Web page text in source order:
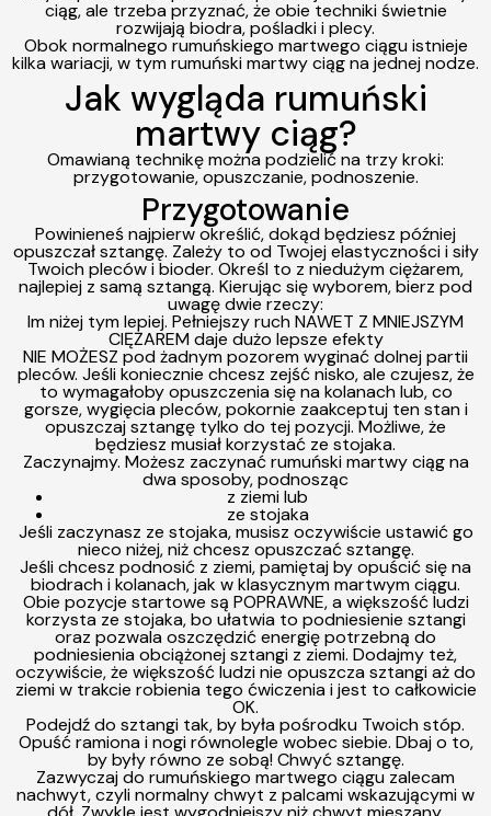
ciąg, ale trzeba przyznać, że obie techniki świetnie
rozwijają biodra, pośladki i plecy.
Obok normalnego rumuńskiego martwego ciągu istnieje
kilka wariacji, w tym rumuński martwy ciąg na jednej nodze.
Jak wygląda rumuński
martwy ciąg?
Omawianą technikę można podzielić na trzy kroki:
przygotowanie, opuszczanie, podnoszenie.
Przygotowanie
Powinieneś najpierw określić, dokąd będziesz później
opuszczał sztangę. Zależy to od Twojej elastyczności i siły
Twoich pleców i bioder. Określ to z niedużym ciężarem,
najlepiej z samą sztangą. Kierując się wyborem, bierz pod
uwagę dwie rzeczy:
Im niżej tym lepiej. Pełniejszyruch NAWET Z MNIEJSZYM
CIĘŻAREM daje dużo lepsze efekty
NIE MOŻESZ pod żadnym pozorem wyginać dolnej partii
pleców. Jeśli koniecznie chcesz zejść nisko, ale czujesz, że
to wymagałoby opuszczenia się na kolanach lub, co
gorsze, wygięcia pleców, pokornie zaakceptuj ten stan i
opuszczaj sztangę tylko do tej pozycji. Możliwe, że
będziesz musiałkorzystać ze stojaka.
Zaczynajmy. Możesz zaczynać rumuński martwy ciąg na
dwa sposoby, podnosząc
z ziemi lub
ze stojaka
Jeśli zaczynasz ze stojaka, musisz oczywiście ustawić go
nieco niżej, niż chcesz opuszczać sztangę.
Jeśli chcesz podnosić z ziemi, pamiętaj by opuścić się na
biodrach i kolanach, jak w klasycznym martwym ciągu.
Obie pozycje startowe są POPRAWNE, a większość ludzi
korzysta ze stojaka, bo ułatwia to podniesienie sztangi
oraz pozwala oszczędzić energię potrzebną do
podniesienia obciążonej sztangi z ziemi. Dodajmy też,
oczywiście, że większość ludzi nie opuszcza sztangi aż do
ziemi w trakcie robienia tego ćwiczenia i jest to całkowicie
OK.
Podejdź do sztangi tak, by była pośrodku Twoich stóp.
Opuść ramiona i nogi równolegle wobec siebie. Dbaj o to,
by były równo ze sobą! Chwyć sztangę.
Zazwyczaj do rumuńskiego martwego ciągu zalecam
nachwyt, czyli normalny chwyt z palcami wskazującymi w